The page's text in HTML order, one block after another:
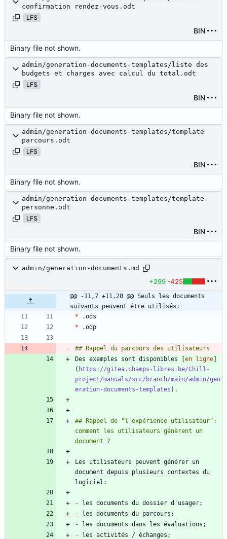
confirmation rendez-vous.odt
LFS
BIN
Binary file not shown.
admin/generation-documents-templates/liste des
budgets et charges avec calcul du total.odt
LFS
BIN
Binary file not shown.
admin/generation-documents-templates/template
parcours.odt
LFS
BIN
Binary file not shown.
admin/generation-documents-templates/template
personne.odt
LFS
BIN
Binary file not shown.
admin/generation-documents.md
+299 -425
@@ -11,7 +11,20 @@ Seuls les documents
suivants peuvent être utilisés:
*
*
Des exemples sont disponibles [ en ligne
( https://gitea.champs-libres.be/Chill-
project/manuals/src/branch/main/admin/gen
eration-documents-templates
## Rappel de "l'expérience utilisateur":
comment les utilisateurs génèrent un
Les utilisateurs peuvent générer un
document depuis plusieurs contextes du
-
-
-
-